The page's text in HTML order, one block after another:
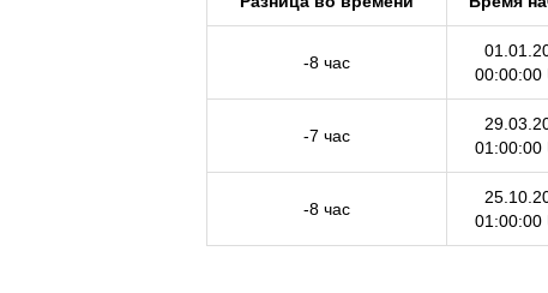
-8 час
00:00:00
-7 час
01:00:00
-8 час
01:00:00